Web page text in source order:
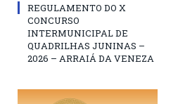
REGULAMENTO DO X
CONCURSO
INTERMUNICIPAL DE
QUADRILHAS JUNINAS –
2026 – ARRAIÁ DA VENEZA